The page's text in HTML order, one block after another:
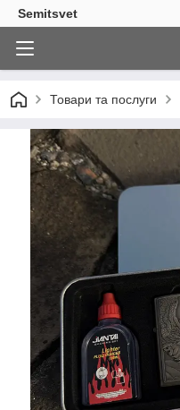
Semitsvet
Товари та послуги